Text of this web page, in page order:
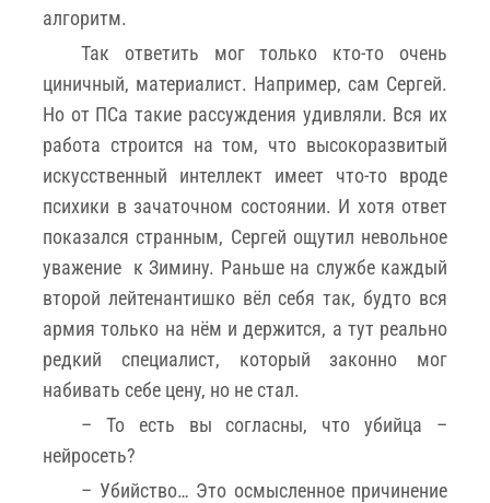
алгоритм.
Так ответить мог только кто-то очень
циничный, материалист. Например, сам Сергей.
Но от ПСа такие рассуждения удивляли. Вся их
работа строится на том, что высокоразвитый
искусственный интеллект имеет что-то вроде
психики в зачаточном состоянии. И хотя ответ
показался странным, Сергей ощутил невольное
уважение к Зимину. Раньше на службе каждый
второй лейтенантишко вёл себя так, будто вся
армия только на нём и держится, а тут реально
редкий специалист, который законно мог
набивать себе цену, но не стал.
– То есть вы согласны, что убийца –
нейросеть?
– Убийство… Это осмысленное причинение